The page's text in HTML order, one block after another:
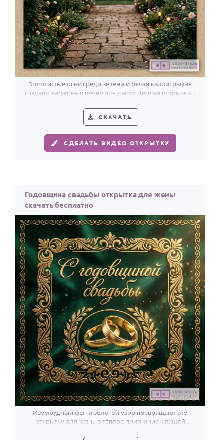
Золотистые огни среди зелени и белая каллиграфия
создают камерный вечер для двоих. Тёплая открытка к
СКАЧАТЬ
СДЕЛАТЬ ВИДЕО ОТКРЫТКУ
Годовщина свадьбы открытка для жены
скачать бесплатно
Изумрудный фон и золотой узор превращают эту
открытку для жены в тёплое признание к вашей